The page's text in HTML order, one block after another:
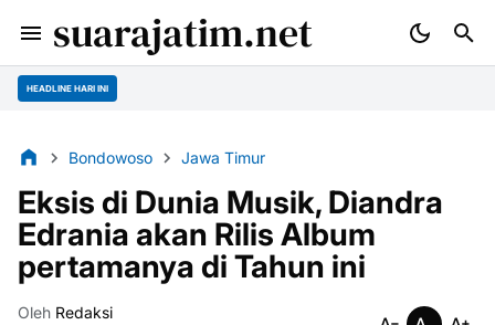
suarajatim.net
HEADLINE HARI INI
Bondowoso Jawa Timur
Eksis di Dunia Musik, Diandra
Edrania akan Rilis Album
pertamanya di Tahun ini
Oleh Redaksi